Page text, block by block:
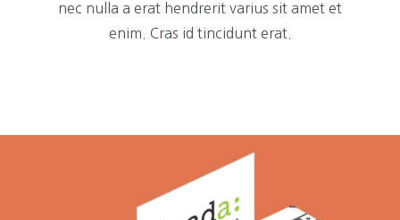
nec nulla a erat hendrerit varius sit amet et
enim. Cras id tincidunt erat.